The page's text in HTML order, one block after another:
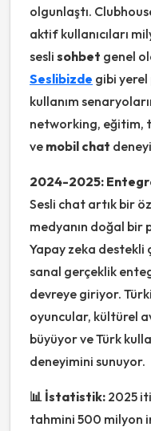
olgunlaştı.
aktif kullanıcıları
sesli sohbet genel
Seslibizde gibi
kullanım
networking, eğitim,
ve mobil chat
2024-2025:
Sesli chat artık bir
medyanın doğal bir
Yapay zeka destekli
sanal gerçeklik
devreye giriyor.
oyuncular, kültürel
büyüyor ve Türk
deneyimini sunuyor.
📊 İstatistik: 2025
tahmini 500 milyon